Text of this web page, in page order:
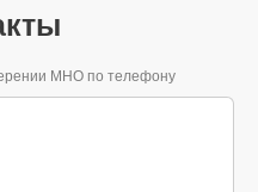
МНО по телефону